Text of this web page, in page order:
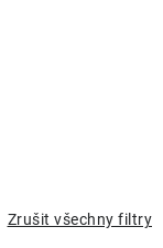
Zrušit všechny filtry